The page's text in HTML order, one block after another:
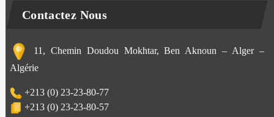
Contactez Nous
11, Chemin Doudou Mokhtar, Ben Aknoun – Alger –
Algérie
+213 (0) 23-23-80-77
+213 (0) 23-23-80-57